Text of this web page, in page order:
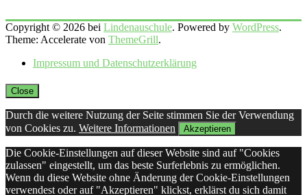
Copyright © 2026 bei Lindenauschule. Powered by WordPress.
Theme: Accelerate von ThemeGrill.
Impressum und Datenschutzerklärung
Close
Durch die weitere Nutzung der Seite stimmen Sie der Verwendung
von Cookies zu. Weitere Informationen Akzeptieren
Die Cookie-Einstellungen auf dieser Website sind auf "Cookies
zulassen" eingestellt, um das beste Surferlebnis zu ermöglichen.
Wenn du diese Website ohne Änderung der Cookie-Einstellungen
verwendest oder auf "Akzeptieren" klickst, erklärst du sich damit